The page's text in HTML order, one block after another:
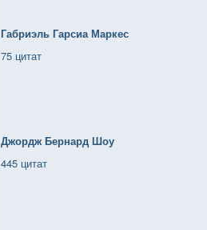
Габриэль Гарсиа Маркес
75 цитат
Джордж Бернард Шоу
445 цитат